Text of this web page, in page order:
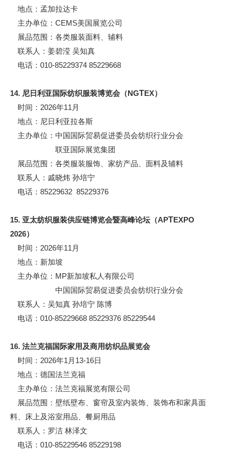
地点：孟加拉达卡
主办单位：CEMS美国展览公司
展品范围：各类服装面料、辅料
联系人：姜碧滢 吴知真
电话：010-85229374 85229668
14. 尼日利亚国际纺织服装博览会（NGTEX）
时间：2026年11月
地点：尼日利亚拉各斯
主办单位：中国国际贸易促进委员会纺织行业分会
联亚国际展览集团
展品范围：各类服装服饰、家纺产品、面料及辅料
联系人：戚晓炜 孙培宁
电话：85229632 85229376
15. 亚太纺织服装供应链博览会暨高峰论坛（APTEXPO
2026）
时间：2026年11月
地点：新加坡
主办单位：MP新加坡私人有限公司
中国国际贸易促进委员会纺织行业分会
联系人：吴知真 孙培宁 陈博
电话：010-85229668 85229376 85229544
16. 法兰克福国际家用及商用纺织品展览会
时间：2026年1月13-16日
地点：德国法兰克福
主办单位：法兰克福展览有限公司
展品范围：壁纸壁布、窗帘及室内装饰、装饰布和家具面
料、床上及浴室用品、餐厨用品
联系人：罗洁 林泽文
电话：010-85229546 85229198